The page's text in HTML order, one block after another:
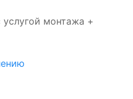
услугой монтажа +